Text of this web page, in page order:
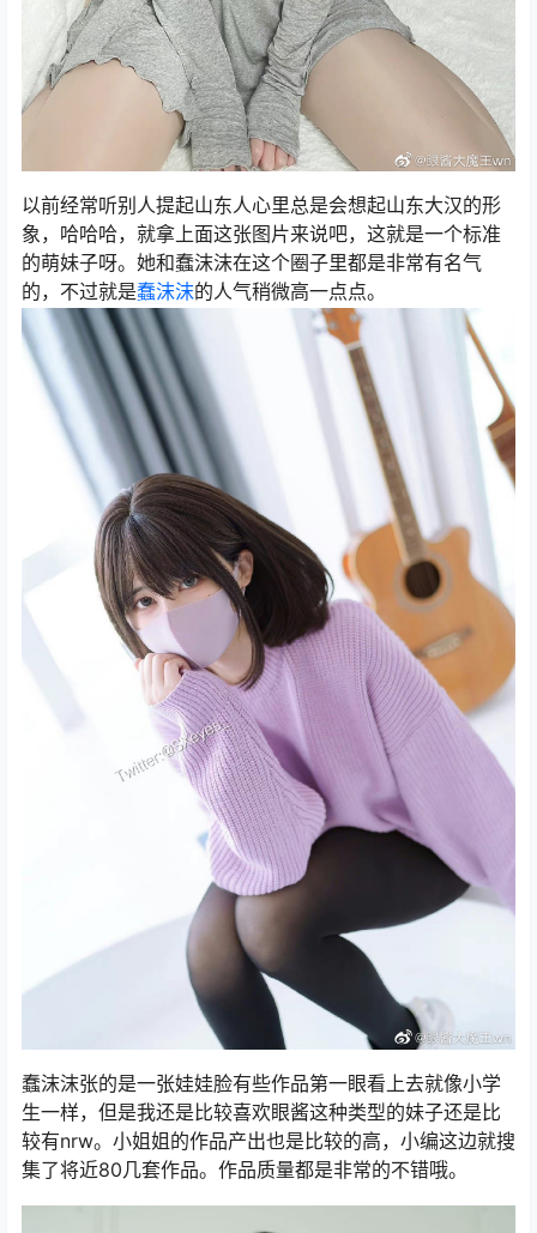
以前经常听别人提起山东人心里总是会想起山东大汉的形
象，哈哈哈，就拿上面这张图片来说吧，这就是一个标准
的萌妹子呀。她和蠢沫沫在这个圈子里都是非常有名气
的，不过就是蠢沫沫的人气稍微高一点点。
蠢沫沫张的是一张娃娃脸有些作品第一眼看上去就像小学
生一样，但是我还是比较喜欢眼酱这种类型的妹子还是比
较有nrw。小姐姐的作品产出也是比较的高，小编这边就搜
集了将近80几套作品。作品质量都是非常的不错哦。